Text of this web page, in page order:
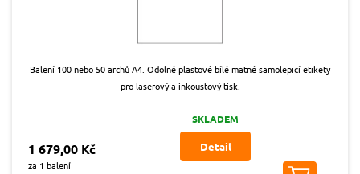
Balení 100 nebo 50 archů A4. Odolné plastové bílé matné samolepicí etikety
pro laserový a inkoustový tisk.
1 679,00 Kč
za 1 balení
SKLADEM
Detail